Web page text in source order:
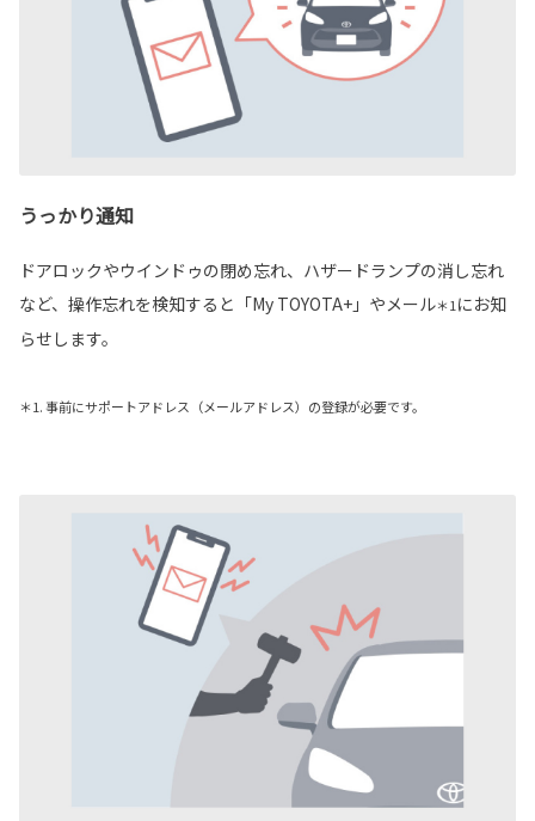
うっかり通知
ドアロックやウインドゥの閉め忘れ、ハザードランプの消し忘れ
など、操作忘れを検知すると「My TOYOTA+」やメール＊1 にお知
らせします。
＊1. 事前にサポートアドレス（メールアドレス）の登録が必要です。